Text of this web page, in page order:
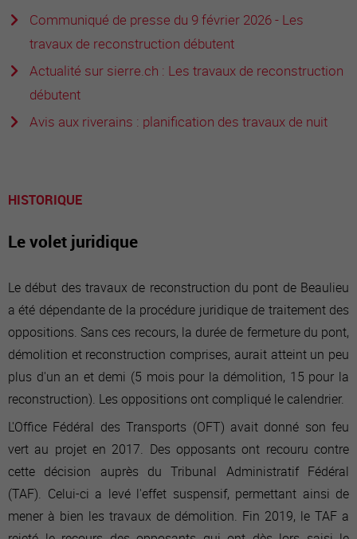
Communiqué de presse du 9 février 2026 - Les
travaux de reconstruction débutent
Actualité sur sierre.ch : Les travaux de reconstruction
débutent
Avis aux riverains : planification des travaux de nuit
HISTORIQUE
Le volet juridique
Le début des travaux de reconstruction du pont de Beaulieu
a été dépendante de la procédure juridique de traitement des
oppositions. Sans ces recours, la durée de fermeture du pont,
démolition et reconstruction comprises, aurait atteint un peu
plus d'un an et demi (5 mois pour la démolition, 15 pour la
reconstruction). Les oppositions ont compliqué le calendrier.
L'Office Fédéral des Transports (OFT) avait donné son feu
vert au projet en 2017. Des opposants ont recouru contre
cette décision auprès du Tribunal Administratif Fédéral
(TAF). Celui-ci a levé l'effet suspensif, permettant ainsi de
mener à bien les travaux de démolition. Fin 2019, le TAF a